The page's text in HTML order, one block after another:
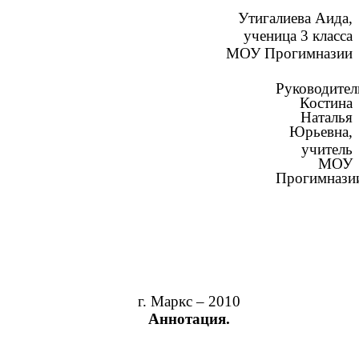
Утигалиева Аида,
ученица 3 класса
МОУ Прогимназии
Костина
Наталья
Юрьевна,
учитель
МОУ
г. Маркс – 2010
Аннотация.